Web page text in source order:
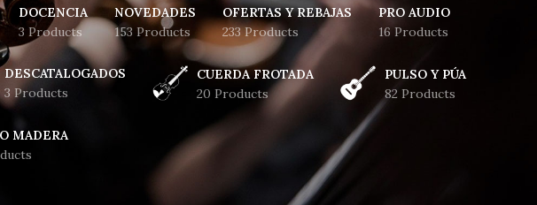
DOCENCIA
3 Products
NOVEDADES
153 Products
OFERTAS Y REBAJAS
233 Products
PRO AUDIO
16 Products
DESCATALOGADOS
3 Products
CUERDA FROTADA
20 Products
PULSO Y PÚA
82 Products
MADERA